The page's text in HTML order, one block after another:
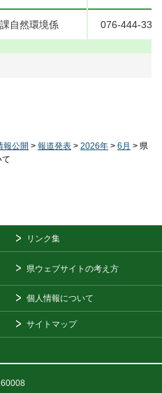
自然環境係 076-444-
報公開 > 報道発表 > 2026年 > 6月 > 県
て
リンク集
県ウェブサイトの考え方
個人情報について
サイトマップ